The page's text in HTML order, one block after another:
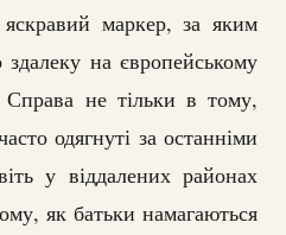
маркер, за яким
на європейському
не тільки в тому,
одягнуті за останніми
у віддалених районах
як батьки намагаються